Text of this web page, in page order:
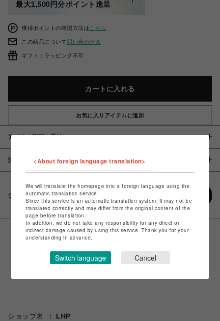
最大1,500円分ポイント進呈
獲得ポイントの確認方法は こちら
この商品について問い合わせる
ギフト：ラッピング不可
カートに入れる
お気に入りアイテムに追加
アイテム説明 / 素材
注意事項
シェアする
ショップ名
LHP
<About foreign language translation>
We will translate the homepage into a foreign language using the
automatic translation service.
Since this service is an automatic translation system, it may not be
translated correctly and may differ from the original content of the
page before translation.
In addition, we do not take any responsibility for any direct or
indirect damage caused by using this service. Thank you for your
understanding in advance.
Switch language Cancel